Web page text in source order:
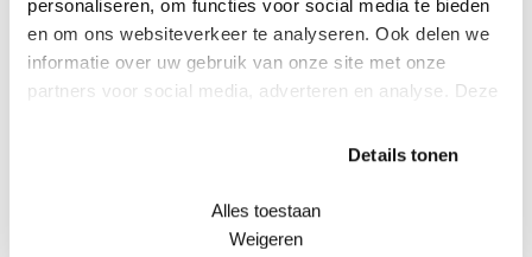
personaliseren, om functies voor social media te bieden
en om ons websiteverkeer te analyseren. Ook delen we
informatie over uw gebruik van onze site met onze
partners voor social media, adverteren en analyse. Deze
informatie die u aan ze heeft verstrekt of die ze hebben
Details tonen
Alles toestaan
Weigeren
07-03-2024
Karlijn, dierenarts in Tiel